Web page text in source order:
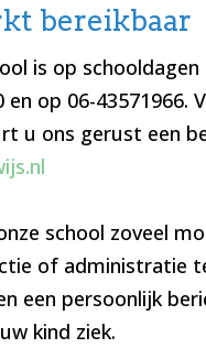
bereikbaar
is op
op 06-43571966.
u ons gerust een
school zoveel
of administratie
een persoonlijk
kind ziek.